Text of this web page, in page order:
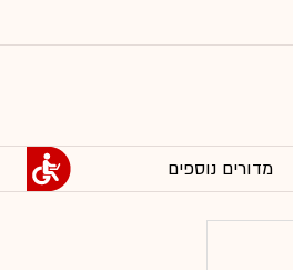
מדורים נוספים